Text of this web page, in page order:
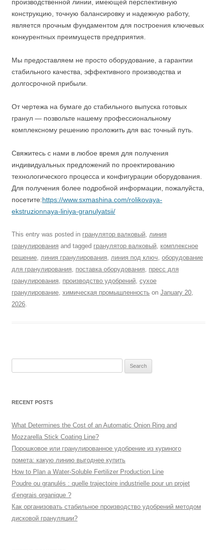
производственной линии, имеющей перспективную
конструкцию, точную балансировку и надежную работу,
является прочным фундаментом для построения ключевых
конкурентных преимуществ предприятия.
Мы предоставляем не просто оборудование, а гарантии
стабильного качества, эффективного производства и
долгосрочной прибыли.
От чертежа на бумаге до стабильного выпуска готовых
гранул — позвольте нашему профессиональному
комплексному решению проложить для вас точный путь.
Свяжитесь с нами в любое время для получения
индивидуальных предложений по проектированию
технологического процесса и конфигурации оборудования.
Для получения более подробной информации, пожалуйста,
посетите:https://www.sxmashina.com/rolikovaya-
ekstruzionnaya-liniya-granulyatsii/
This entry was posted in гранулятор валковый, линия
гранулирования and tagged гранулятор валковый, комплексное
решение, линия гранулирования, линия под ключ, оборудование
для гранулирования, поставка оборудования, пресс для
гранулирования, производство удобрений, сухое
гранулирование, химическая промышленность on January 20,
2026.
RECENT POSTS
What Determines the Cost of an Automatic Onion Ring and
Mozzarella Stick Coating Line?
Порошковое или гранулированное удобрение из куриного
помета: какую линию выгоднее купить
How to Plan a Water-Soluble Fertilizer Production Line
Poudre ou granulés : quelle trajectoire industrielle pour un projet
d’engrais organique ?
Как организовать стабильное производство удобрений методом
дисковой грануляции?